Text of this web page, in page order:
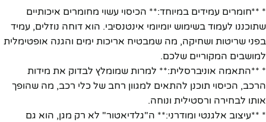
* **חומרים עמידים במיוחד:** הכיסוי עשוי מחומרים איכותיים
שתוכננו לעמוד בשימוש יומיומי אינטנסיבי. הוא דוחה נוזלים, עמיד
בפני שריטות ושחיקה, מה שמבטיח אריכות ימים והגנה אופטימלית
למושבים המקוריים שלכם.
* **התאמה אוניברסלית:** למרות שמומלץ לבדוק את מידות
הרכב, הכיסוי תוכנן להתאים למגוון רחב של כלי רכב, מה שהופך
אותו לבחירה ורסטילית ונוחה.
* **עיצוב אלגנטי ומודרני:** ה"גלדיאטור" לא רק מגן, הוא גם